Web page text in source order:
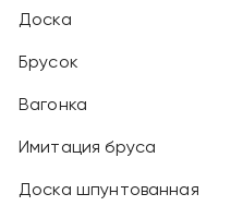
Доска
Брусок
Вагонка
Имитация бруса
Доска шпунтованная